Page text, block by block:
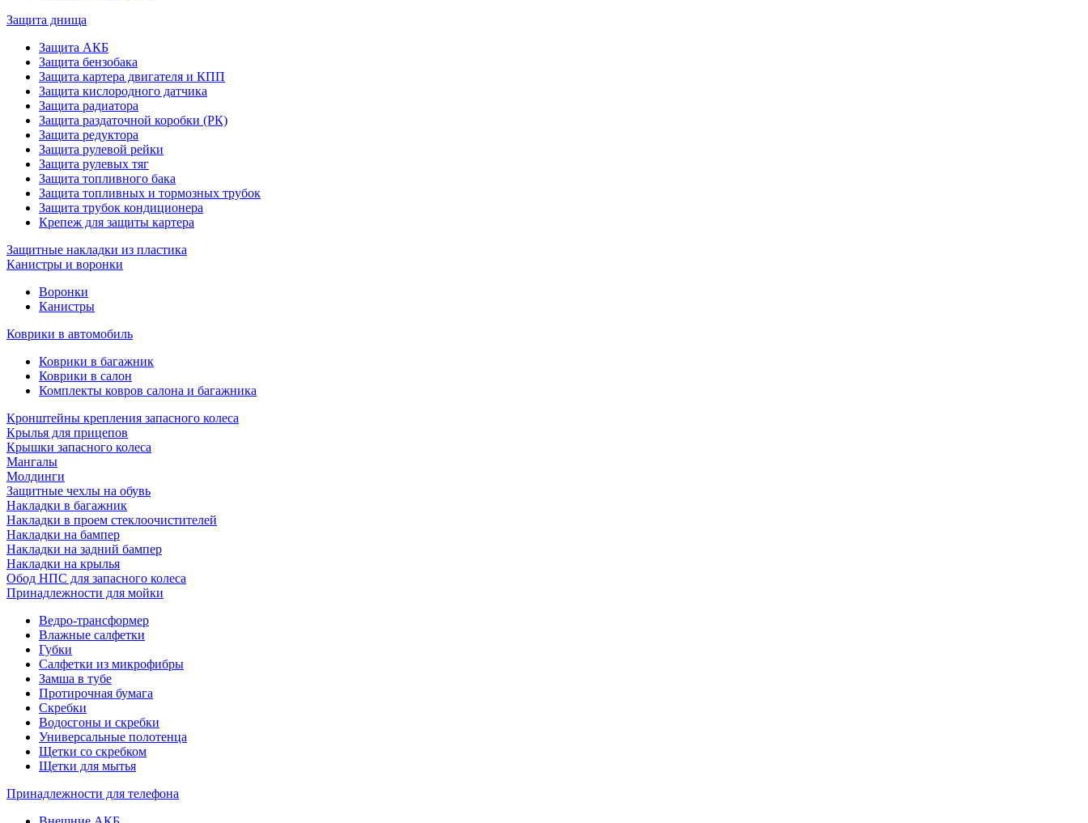
Защита днища
Защита АКБ
Защита бензобака
Защита картера двигателя и КПП
Защита кислородного датчика
Защита радиатора
Защита раздаточной коробки (РК)
Защита редуктора
Защита рулевой рейки
Защита рулевых тяг
Защита топливного бака
Защита топливных и тормозных трубок
Защита трубок кондиционера
Крепеж для защиты картера
Защитные накладки из пластика
Канистры и воронки
Воронки
Канистры
Коврики в автомобиль
Коврики в багажник
Коврики в салон
Комплекты ковров салона и багажника
Кронштейны крепления запасного колеса
Крылья для прицепов
Крышки запасного колеса
Мангалы
Молдинги
Защитные чехлы на обувь
Накладки в багажник
Накладки в проем стеклоочистителей
Накладки на бампер
Накладки на задний бампер
Накладки на крылья
Обод НПС для запасного колеса
Принадлежности для мойки
Ведро-трансформер
Влажные салфетки
Губки
Салфетки из микрофибры
Замша в тубе
Протирочная бумага
Скребки
Водосгоны и скребки
Универсальные полотенца
Щетки со скребком
Щетки для мытья
Принадлежности для телефона